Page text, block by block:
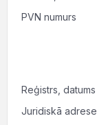
PVN numurs
Reģistrs, datums
Juridiskā adrese